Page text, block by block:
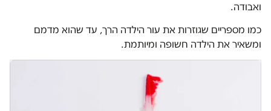
ואבודה.
כמו מספריים שגוזרות את עור הילדה הרך, עד שהוא מדמם
ומשאיר את הילדה חשופה ומיותמת.